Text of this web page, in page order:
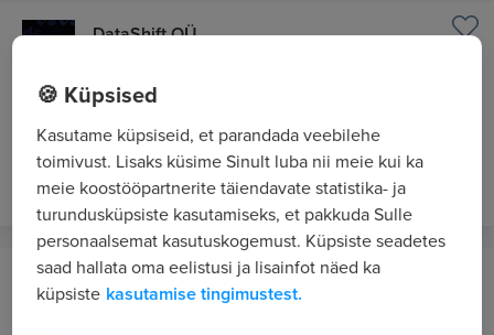
DataShift OÜ
Project Manager
Alates 3000 €/kuus bruto
UUS 16 min. tagasi
Maa- ja Ruumiamet
Eesti
🍪 Küpsised
Kasutame küpsiseid, et parandada veebilehe
toimivust. Lisaks küsime Sinult luba nii meie kui ka
meie koostööpartnerite täiendavate statistika- ja
turundusküpsiste kasutamiseks, et pakkuda Sulle
personaalsemat kasutuskogemust. Küpsiste seadetes
saad hallata oma eelistusi ja lisainfot näed ka
küpsiste kasutamise tingimustest.